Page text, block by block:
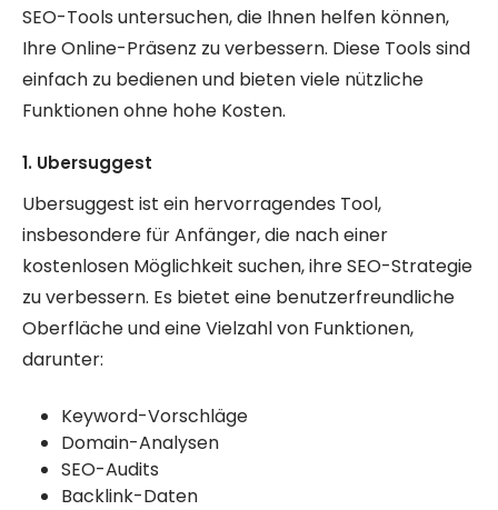
SEO-Tools untersuchen, die Ihnen helfen können,
Ihre Online-Präsenz zu verbessern. Diese Tools sind
einfach zu bedienen und bieten viele nützliche
Funktionen ohne hohe Kosten.
1. Ubersuggest
Ubersuggest ist ein hervorragendes Tool,
insbesondere für Anfänger, die nach einer
kostenlosen Möglichkeit suchen, ihre SEO-Strategie
zu verbessern. Es bietet eine benutzerfreundliche
Oberfläche und eine Vielzahl von Funktionen,
darunter:
Keyword-Vorschläge
Domain-Analysen
SEO-Audits
Backlink-Daten